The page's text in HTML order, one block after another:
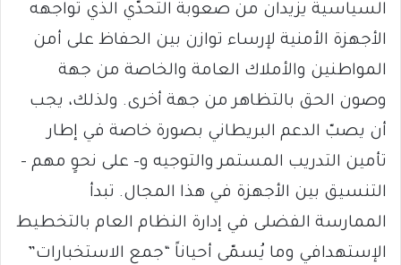
السياسية يزيدان من صعوبة التحدّي الذي تواجهه
الأجهزة الأمنية لإرساء توازن بين الحفاظ على أمن
المواطنين والأملاك العامة والخاصة من جهة
وصون الحق بالتظاهر من جهة أخرى. ولذلك، يجب
أن يصبّ الدعم البريطاني بصورة خاصة في إطار
تأمين التدريب المستمر والتوجيه و– على نحوٍ مهم –
التنسيق بين الأجهزة في هذا المجال. تبدأ
الممارسة الفضلى في إدارة النظام العام بالتخطيط
الإستهدافي وما يُسمّى أحياناً “جمع الاستخبارات”